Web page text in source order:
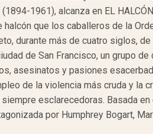
1961), alcanza en EL
que los caballeros de la
durante más de cuatro siglos,
de San Francisco, un grupo
asesinatos y pasiones
de la violencia más cruda y la
esclarecedoras. Basada
por Humphrey Bogart,